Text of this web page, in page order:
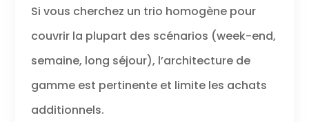
Si vous cherchez un trio homogène pour
couvrir la plupart des scénarios (week-end,
semaine, long séjour), l’architecture de
gamme est pertinente et limite les achats
additionnels.